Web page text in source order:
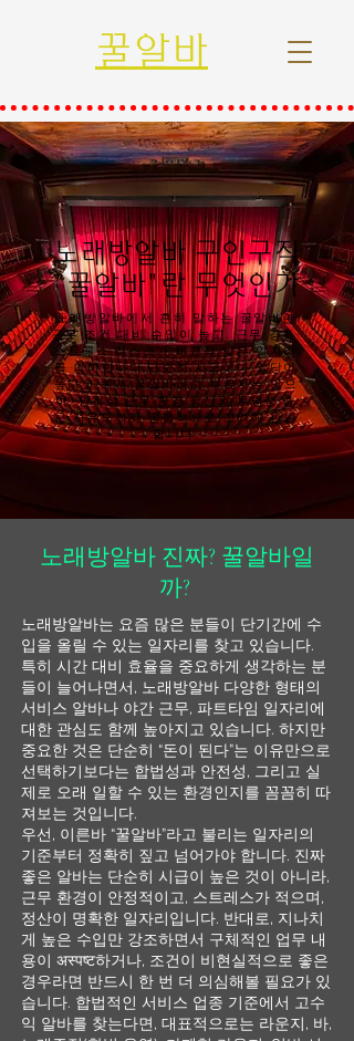
꿀알바
노래방알바 구인구직
"꿀알바"란 무엇인가
노래방알바에서 흔히 말하는 꿀알바란
근무 조건 대비 수입이 높고, 근무 강도·
스트레스·리스크가 비교적 낮은 일자리
를 의미합니다.단순히 시급이나 일당이
높다고 해서 꿀알바라고 부르지는 않으
며, 안전성·근무 환경·정산의 투명성·출
근 자유도까지 종합적으로 고려해 판단
합니다.
노래방알바 진짜? 꿀알바일
까?
노래방알바는 요즘 많은 분들이 단기간에 수
입을 올릴 수 있는 일자리를 찾고 있습니다.
특히 시간 대비 효율을 중요하게 생각하는 분
들이 늘어나면서, 노래방알바 다양한 형태의
서비스 알바나 야간 근무, 파트타임 일자리에
대한 관심도 함께 높아지고 있습니다. 하지만
중요한 것은 단순히 “돈이 된다”는 이유만으로
선택하기보다는 합법성과 안전성, 그리고 실
제로 오래 일할 수 있는 환경인지를 꼼꼼히 따
져보는 것입니다.
우선, 이른바 “꿀알바”라고 불리는 일자리의
기준부터 정확히 짚고 넘어가야 합니다. 진짜
좋은 알바는 단순히 시급이 높은 것이 아니라,
근무 환경이 안정적이고, 스트레스가 적으며,
정산이 명확한 일자리입니다. 반대로, 지나치
게 높은 수입만 강조하면서 구체적인 업무 내
용이 अस्पष्ट하거나, 조건이 비현실적으로 좋은
경우라면 반드시 한 번 더 의심해볼 필요가 있
습니다. 합법적인 서비스 업종 기준에서 고수
익 알바를 찾는다면, 대표적으로는 라운지, 바,